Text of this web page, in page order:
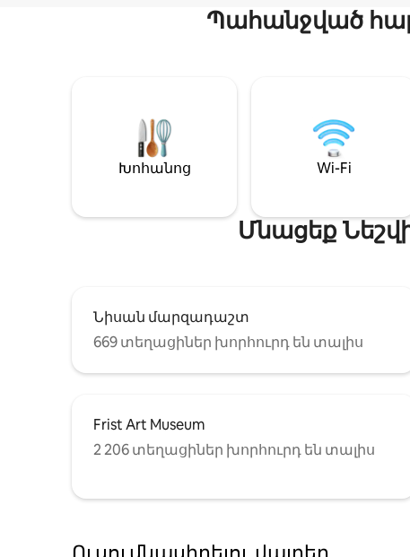
Պահանջված
Խոհանոց Wi-Fi
Մնացեք
Նիսան մարզադաշտ
669 տեղացիներ խորհուրդ են տալիս
Frist Art Museum
2 206 տեղացիներ խորհուրդ են տալիս